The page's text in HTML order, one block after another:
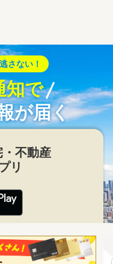
さない！
知で
が届く
不動産
リ